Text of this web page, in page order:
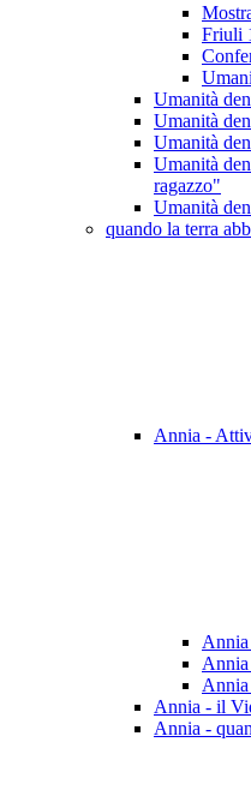
Friuli
Umanità
Umanità
Umanità
Umanità
ragazzo"
Umanità
quando la terra
Annia -
Annia - il
Annia -